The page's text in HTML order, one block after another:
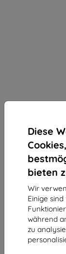
Diese
bieten
Wir
Einige
während
zu
3MK Folie
Folie, 3 St.
Geeignet für:
21,90 €
19,71 €